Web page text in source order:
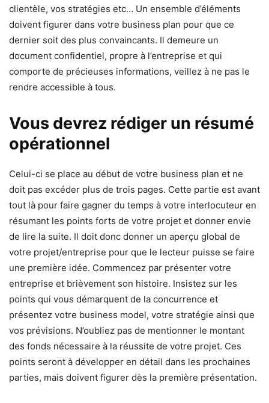
clientèle, vos stratégies etc… Un ensemble d’éléments
doivent figurer dans votre business plan pour que ce
dernier soit des plus convaincants. Il demeure un
document confidentiel, propre à l’entreprise et qui
comporte de précieuses informations, veillez à ne pas le
rendre accessible à tous.
Vous devrez rédiger un résumé
opérationnel
Celui-ci se place au début de votre business plan et ne
doit pas excéder plus de trois pages. Cette partie est avant
tout là pour faire gagner du temps à votre interlocuteur en
résumant les points forts de votre projet et donner envie
de lire la suite. Il doit donc donner un aperçu global de
votre projet/entreprise pour que le lecteur puisse se faire
une première idée. Commencez par présenter votre
entreprise et brièvement son histoire. Insistez sur les
points qui vous démarquent de la concurrence et
présentez votre business model, votre stratégie ainsi que
vos prévisions. N’oubliez pas de mentionner le montant
des fonds nécessaire à la réussite de votre projet. Ces
points seront à développer en détail dans les prochaines
parties, mais doivent figurer dès la première présentation.